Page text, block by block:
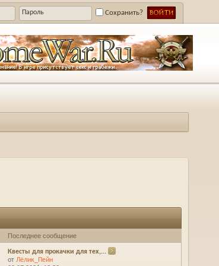
Сохранить?
Последнее сообщение
Квесты для прокачки для тех,...
отЛёлик_Пейн